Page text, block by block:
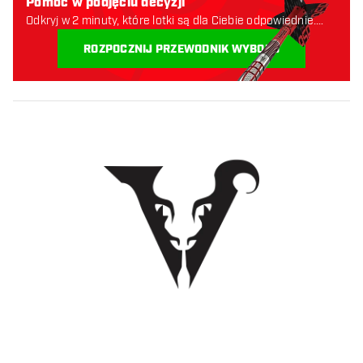
Odkryj w 2 minuty, które lotki są dla Ciebie odpowiednie.
ROZPOCZNIJ PRZEWODNIK WYBORU